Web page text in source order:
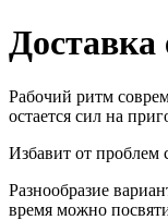
Доставка
Рабочий ритм
остается сил на
Избавит от
Разнообразие
время можно